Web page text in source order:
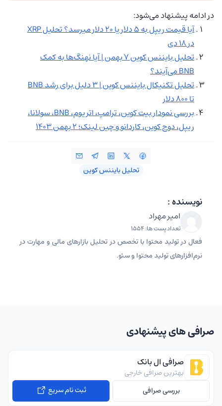
در ادامه پیشنهاد می‌شود:
آیا قیمت ریپل به ۵ دلار یا ۲۰ دلار میرسد؟ تحلیل XRP
در ۱۸ دی
تحلیل بایننس کوین ۷ بهمن | آیا نهنگ‌ها به کمک
BNB می‌آیند؟
تحلیل تکنیکال بایننس کوین | ۳ دلیل برای رشد BNB
تا ۸۰۰ دلار
بررسی نمودار بیت کوین، ترامپ، اتریوم، BNB، سولانا،
ریپل، دوج کوین، کاردانو و چین لینک؛ ۲ بهمن ۱۴۰۳
تحلیل بایننس کوین
نویسنده :
امیر مهراد
تعداد پست ها: 1554
فعال در تولید محتوا با تخصص در تحلیل بازارهای مالی و مهارت در
نرم‌افزارهای تولید محتوا و سئو.
صرافی های پیشنهادی
صرافی ال بانک
بهترین صرافی خارجی
بررسی صرافی
ثبت نام سریع